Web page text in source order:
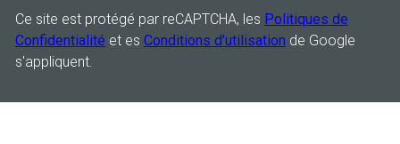
Ce site est protégé par reCAPTCHA, les Politiques de
Confidentialité et es Conditions d'utilisation de Google
s'appliquent.